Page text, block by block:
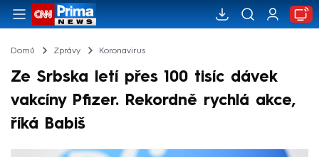
Domů Zprávy Koronavirus
Ze Srbska letí přes 100 tisíc dávek
vakcíny Pfizer. Rekordně rychlá akce,
říká Babiš